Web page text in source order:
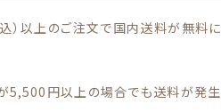
）以上のご注文で国内送料が無料に
5,500円以上の場合でも送料が発生
バッグ